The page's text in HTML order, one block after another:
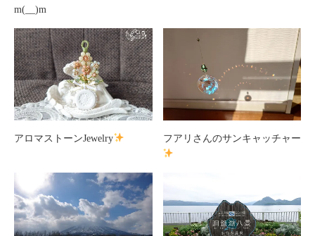
m(__)m
アロマストーンJewelry フアリさんのサンキャッチャー